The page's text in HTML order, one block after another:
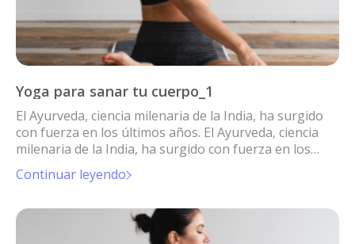
Yoga para sanar tu cuerpo_1
El Ayurveda, ciencia milenaria de la India, ha surgido
con fuerza en los últimos años. El Ayurveda, ciencia
milenaria de la India, ha surgido con fuerza en los
últimos años.
Continuar leyendo